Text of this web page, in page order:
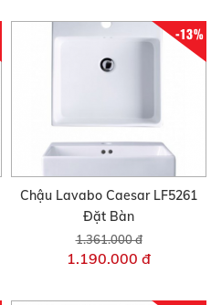
-13%
Chậu Lavabo Caesar LF5261
Đặt Bàn
1.361.000 đ
1.190.000 đ